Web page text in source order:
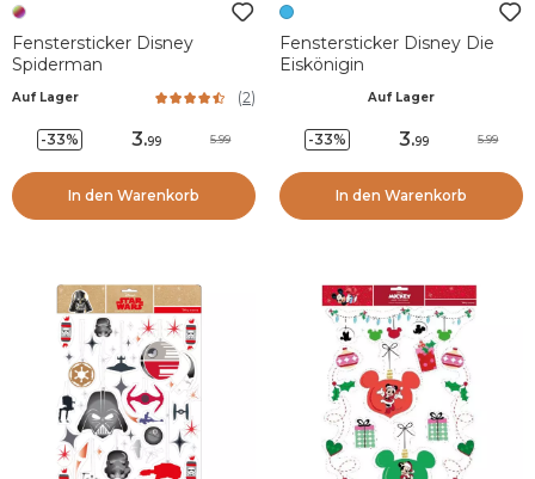
Fenstersticker Disney
Spiderman
Auf Lager (2)
-33% 3.99 5.99
In den Warenkorb
Fenstersticker Disney Die
Eiskönigin
Auf Lager
-33% 3.99 5.99
In den Warenkorb